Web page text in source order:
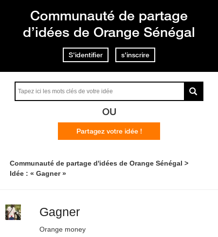
Communauté de partage
d’idées de Orange Sénégal
S'identifier s'inscrire
OU
Partagez votre idée !
Communauté de partage d'idées de Orange Sénégal
Idée : « Gagner »
Gagner
Orange money